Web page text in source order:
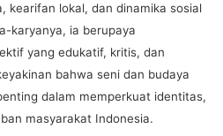
kearifan lokal, dan dinamika sosial
karyanya, ia berupaya
yang edukatif, kritis, dan
bahwa seni dan budaya
dalam memperkuat identitas,
masyarakat Indonesia.